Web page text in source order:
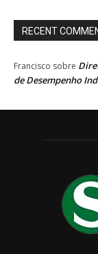
RECENT
Francisco sobre
de Desempenho